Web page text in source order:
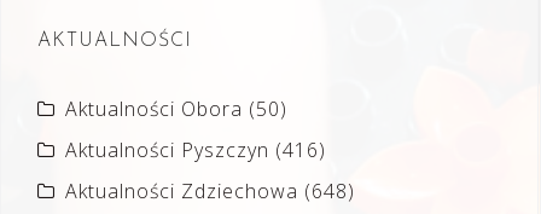
AKTUALNOŚCI
Aktualności Obora (50)
Aktualności Pyszczyn (416)
Aktualności Zdziechowa (648)